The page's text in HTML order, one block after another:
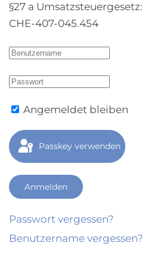
§27 a Umsatzsteuergesetz:
CHE-407-045.454
Angemeldet bleiben
Passkey verwenden
Anmelden
Passwort vergessen?
Benutzername vergessen?